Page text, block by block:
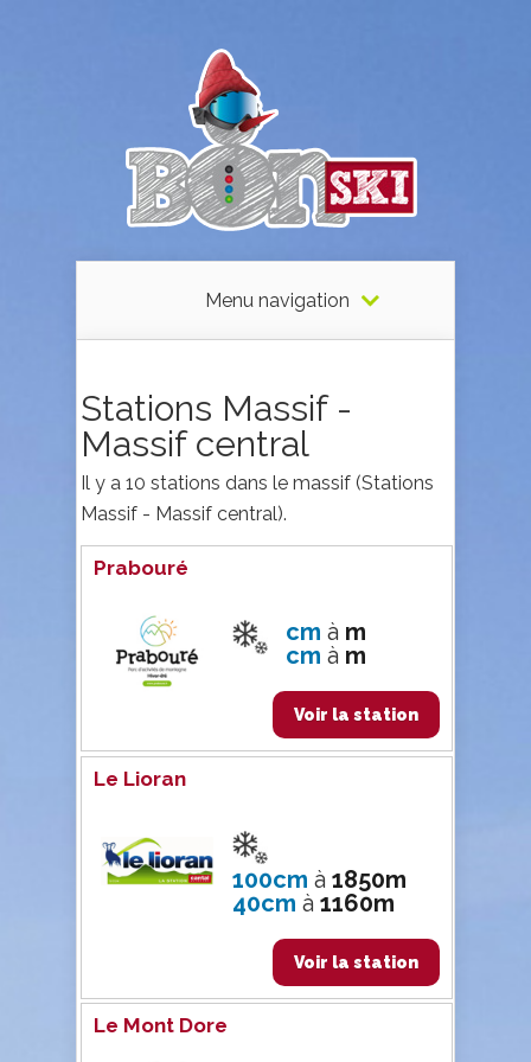
Menu navigation
Stations Massif -
Massif central
Il y a 10 stations dans le massif (Stations
Massif - Massif central).
Prabouré
cm à m
cm à m
Voir la station
Le Lioran
100cm à1850m
40cm à1160m
Voir la station
Le Mont Dore